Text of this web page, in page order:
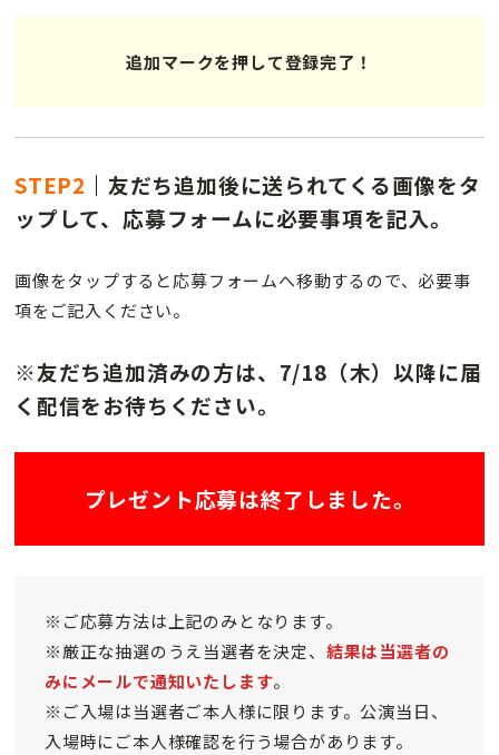
追加マークを押して登録完了！
STEP2 ｜ 友だち追加後に送られてくる画像をタ
ップして、応募フォームに必要事項を記入。
画像をタップすると応募フォームへ移動するので、必要事
項をご記入ください。
※友だち追加済みの方は、7/18（木）以降に届
く配信をお待ちください。
プレゼント応募は終了しました。
※ご応募方法は上記のみとなります。
※厳正な抽選のうえ当選者を決定、 結果は当選者の
みにメールで通知いたします。
※ご入場は当選者ご本人様に限ります。公演当日、
入場時にご本人様確認を行う場合があります。